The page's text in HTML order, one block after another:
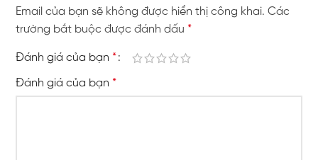
Email của bạn sẽ không được hiển thị công khai. Các
trường bắt buộc được đánh dấu *
Đánh giá của bạn *
Đánh giá của bạn *